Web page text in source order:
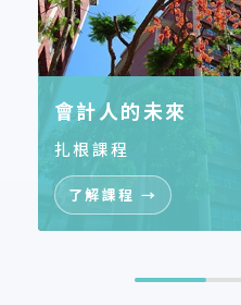
會計人的未來
扎根課程
了解課程 →